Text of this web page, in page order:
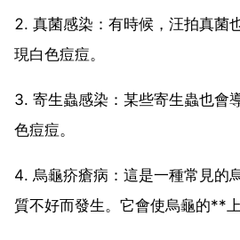
2. 真菌感染：有時候，汪拍真菌
現白色痘痘。
3. 寄生蟲感染：某些寄生蟲也會
色痘痘。
4. 烏龜疥瘡病：這是一種常見的
質不好而發生。它會使烏龜的**